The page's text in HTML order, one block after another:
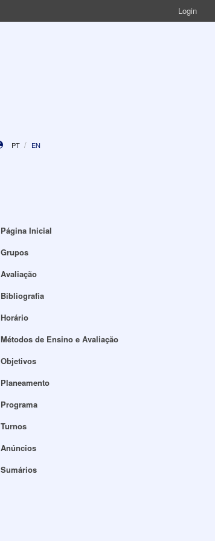
Login
PT EN
Página Inicial
Grupos
Avaliação
Bibliografia
Horário
Métodos de Ensino e Avaliação
Objetivos
Planeamento
Programa
Turnos
Anúncios
Sumários